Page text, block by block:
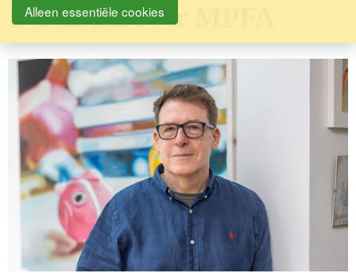
Berichten over MPFA
Alleen essentiële cookies